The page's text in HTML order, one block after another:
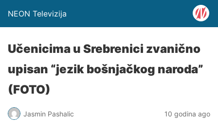
NEON Televizija
Učenicima u Srebrenici zvanično
upisan “jezik bošnjačkog naroda”
(FOTO)
Jasmin Pashalic 10 godina ago